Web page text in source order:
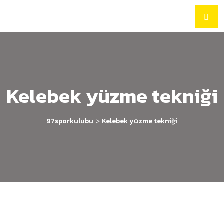
Kelebek yüzme tekniği
97sporkulubu > Kelebek yüzme tekniği